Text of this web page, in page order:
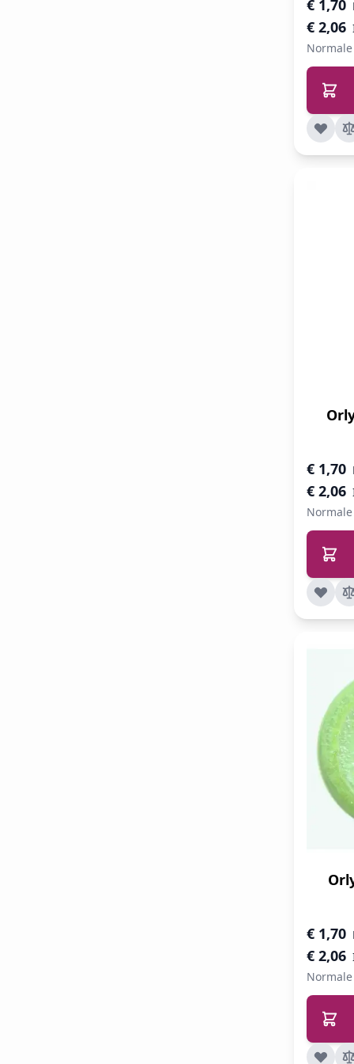
€ 2,06
€ 1,70
€ 2,06
€ 1,70
€ 2,06
€ 1,70